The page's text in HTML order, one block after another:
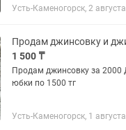
Усть-Каменогорск, 2 августа
1 500 ₸
Продам джинсовку за 2000 Джинсовые
юбки по 1500 тг
Усть-Каменогорск, 1 августа